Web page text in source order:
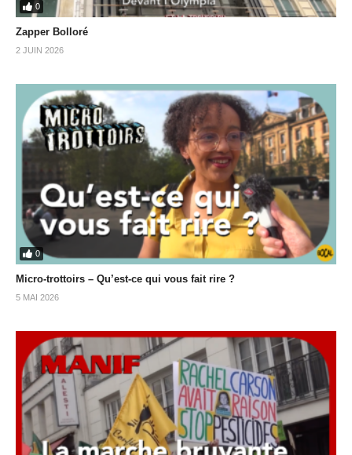
0
Zapper Bolloré
2 JUIN 2026
0
Micro-trottoirs – Qu’est-ce qui vous fait rire ?
5 MAI 2026